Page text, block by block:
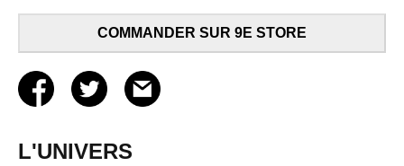
COMMANDER SUR 9E STORE
L'UNIVERS